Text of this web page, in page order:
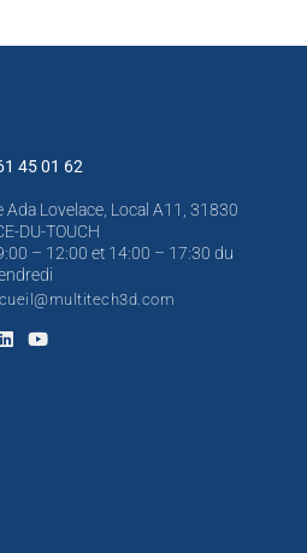
45 01 62
Ada Lovelace, Local A11, 31830
DU-TOUCH
– 12:00 et 14:00 – 17:30 du